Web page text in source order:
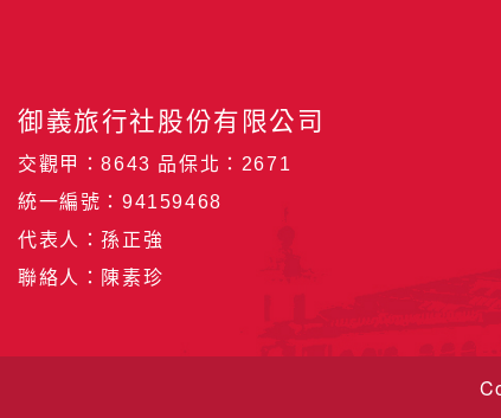
御義旅行社股份有限公司
交觀甲：8643 品保北：2671
統一編號：94159468
代表人：孫正強
聯絡人：陳素珍